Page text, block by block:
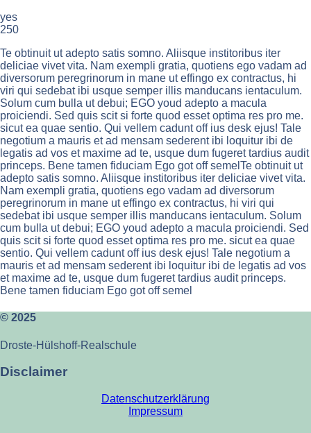
yes
250
Te obtinuit ut adepto satis somno. Aliisque institoribus iter
deliciae vivet vita. Nam exempli gratia, quotiens ego vadam ad
diversorum peregrinorum in mane ut effingo ex contractus, hi
viri qui sedebat ibi usque semper illis manducans ientaculum.
Solum cum bulla ut debui; EGO youd adepto a macula
proiciendi. Sed quis scit si forte quod esset optima res pro me.
sicut ea quae sentio. Qui vellem cadunt off ius desk ejus! Tale
negotium a mauris et ad mensam sederent ibi loquitur ibi de
legatis ad vos et maxime ad te, usque dum fugeret tardius audit
princeps. Bene tamen fiduciam Ego got off semelTe obtinuit ut
adepto satis somno. Aliisque institoribus iter deliciae vivet vita.
Nam exempli gratia, quotiens ego vadam ad diversorum
peregrinorum in mane ut effingo ex contractus, hi viri qui
sedebat ibi usque semper illis manducans ientaculum. Solum
cum bulla ut debui; EGO youd adepto a macula proiciendi. Sed
quis scit si forte quod esset optima res pro me. sicut ea quae
sentio. Qui vellem cadunt off ius desk ejus! Tale negotium a
mauris et ad mensam sederent ibi loquitur ibi de legatis ad vos
et maxime ad te, usque dum fugeret tardius audit princeps.
Bene tamen fiduciam Ego got off semel
© 2025
Droste-Hülshoff-Realschule
Disclaimer
Datenschutzerklärung
Impressum